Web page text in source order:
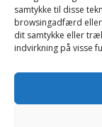
samtykke til disse
browsingadfærd eller
dit samtykke eller
indvirkning på visse